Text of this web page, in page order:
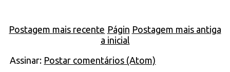
Postagem mais recente Postagem mais antiga
Págin
a inicial
Assinar: Postar comentários (Atom)